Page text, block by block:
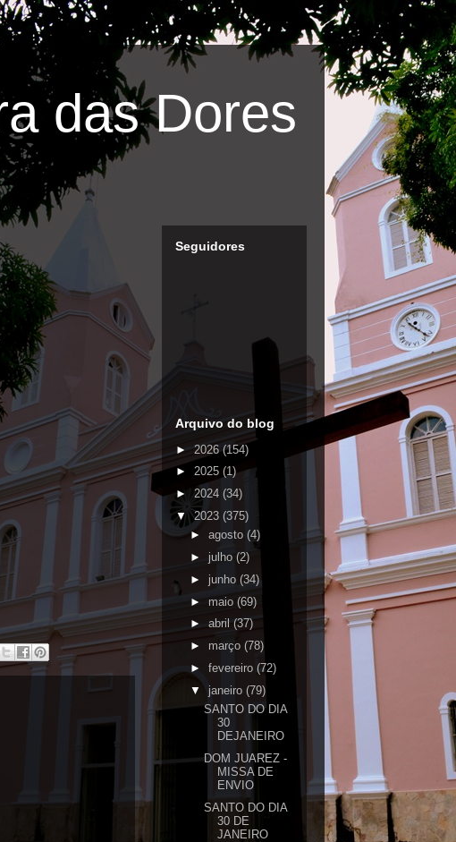
das Dores
Seguidores
Arquivo do blog
►2026(154)
► 2025 (1)
► 2024 (34)
▼2023 (375)
► agosto (4)
► julho (2)
► junho (34)
► maio (69)
► abril(37)
► março (78)
► fevereiro (72)
▼ janeiro (79)
SANTO DO DIA
30
DEJANEIRO
DOM JUAREZ -
MISSA DE
ENVIO
SANTO DO DIA
30 DE
JANEIRO